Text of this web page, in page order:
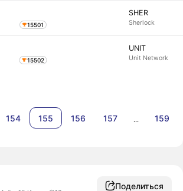
15501
SHER
Sherlock
15502
UNIT
Unit Network
154 155 156 157 … 159
Поделиться